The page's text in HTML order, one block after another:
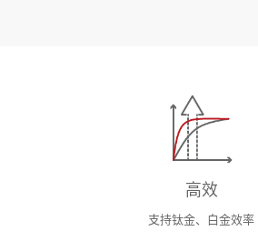
高效
支持钛金、白金效率